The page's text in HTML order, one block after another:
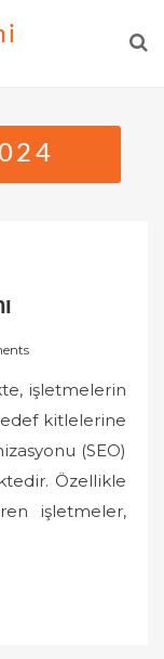
işletmelerin
kitlelerine
(SEO)
Özellikle
işletmeler,